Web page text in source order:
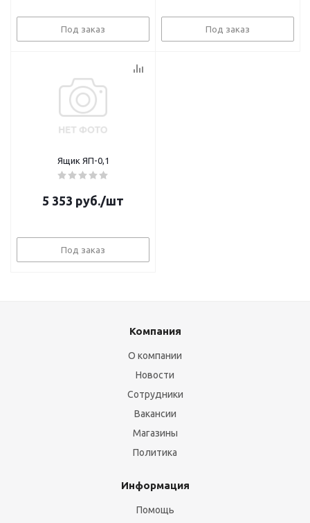
Под заказ Под заказ
Ящик ЯП-0,1
5 353 руб./шт
Под заказ
Компания
О компании
Новости
Сотрудники
Вакансии
Магазины
Политика
Информация
Помощь